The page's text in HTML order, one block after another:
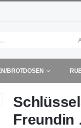
BROTDOSEN
Freundin